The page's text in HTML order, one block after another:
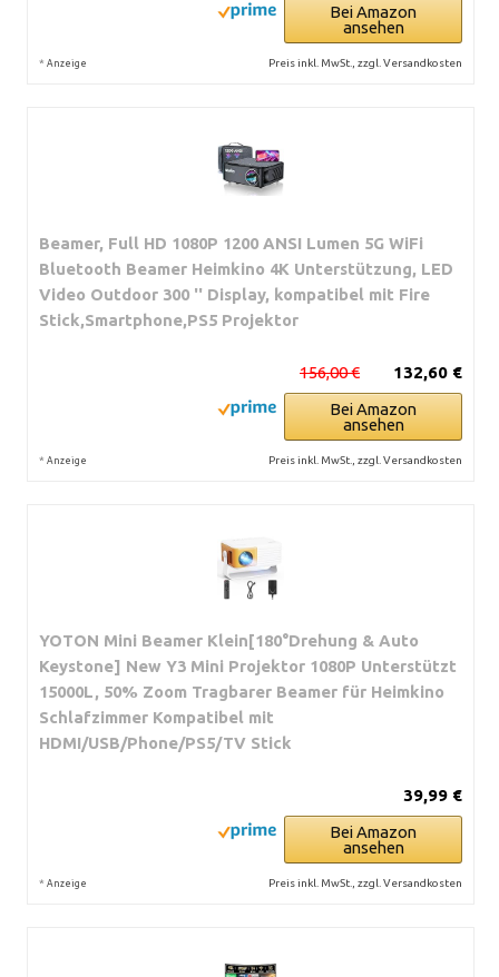
Bei Amazon
ansehen
* Anzeige Preis inkl. MwSt., zzgl. Versandkosten
Beamer, Full HD 1080P 1200 ANSI Lumen 5G WiFi
Bluetooth Beamer Heimkino 4K Unterstützung, LED
Video Outdoor 300 '' Display, kompatibel mit Fire
Stick,Smartphone,PS5 Projektor
132,60 €
156,00 €
Bei Amazon
ansehen
* Anzeige Preis inkl. MwSt., zzgl. Versandkosten
YOTON Mini Beamer Klein[180°Drehung & Auto
Keystone] New Y3 Mini Projektor 1080P Unterstützt
15000L, 50% Zoom Tragbarer Beamer für Heimkino
Schlafzimmer Kompatibel mit
HDMI/USB/Phone/PS5/TV Stick
39,99 €
Bei Amazon
ansehen
* Anzeige Preis inkl. MwSt., zzgl. Versandkosten